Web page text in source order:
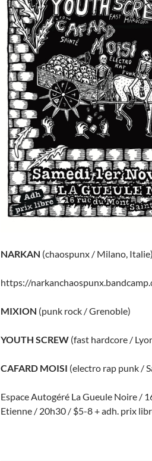
NARKAN (chaospunx / Milano, Italie)
https://
MIXION (punk rock / Grenoble)
YOUTH SCREW (fast hardcore /
CAFARD MOISI (electro rap punk /
Espace Autogéré La Gueule Noire /
Etienne / 20h30 / $5-8 + adh. prix